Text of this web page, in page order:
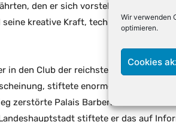
Wir verwenden
optimieren.
Cookies
den er sich vorstellen könne.
kreative Kraft, technische
in den Club der reichsten Deutschen
stiftete enorme Summen in
zerstörte Palais Barberini zum
stiftete er das auf